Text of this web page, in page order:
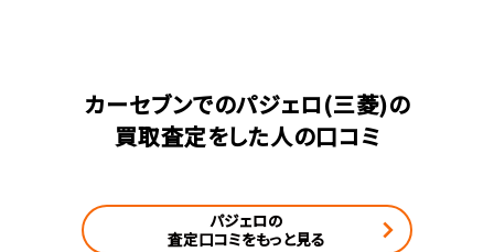
カーセブンでのパジェロ(三菱)の
買取査定をした人の口コミ
パジェロの
査定口コミをもっと見る